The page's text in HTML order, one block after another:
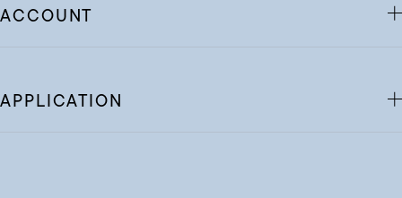
ACCOUNT
APPLICATION